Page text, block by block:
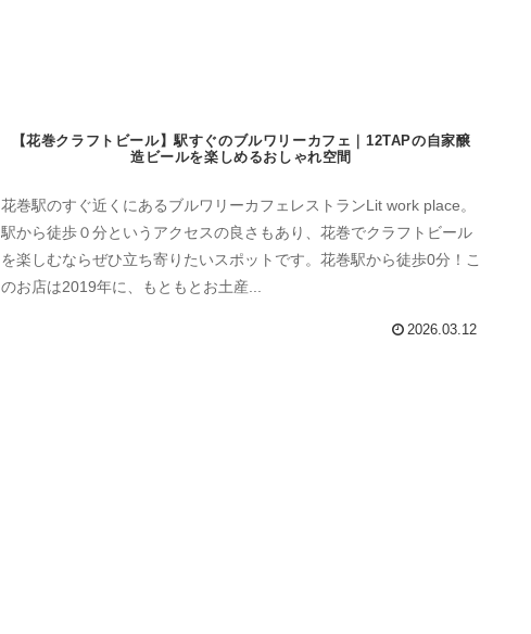
【花巻クラフトビール】駅すぐのブルワリーカフェ｜12TAPの自家醸
造ビールを楽しめるおしゃれ空間
花巻駅のすぐ近くにあるブルワリーカフェレストランLit work place。
駅から徒歩０分というアクセスの良さもあり、花巻でクラフトビール
を楽しむならぜひ立ち寄りたいスポットです。花巻駅から徒歩0分！こ
のお店は2019年に、もともとお土産...
2026.03.12